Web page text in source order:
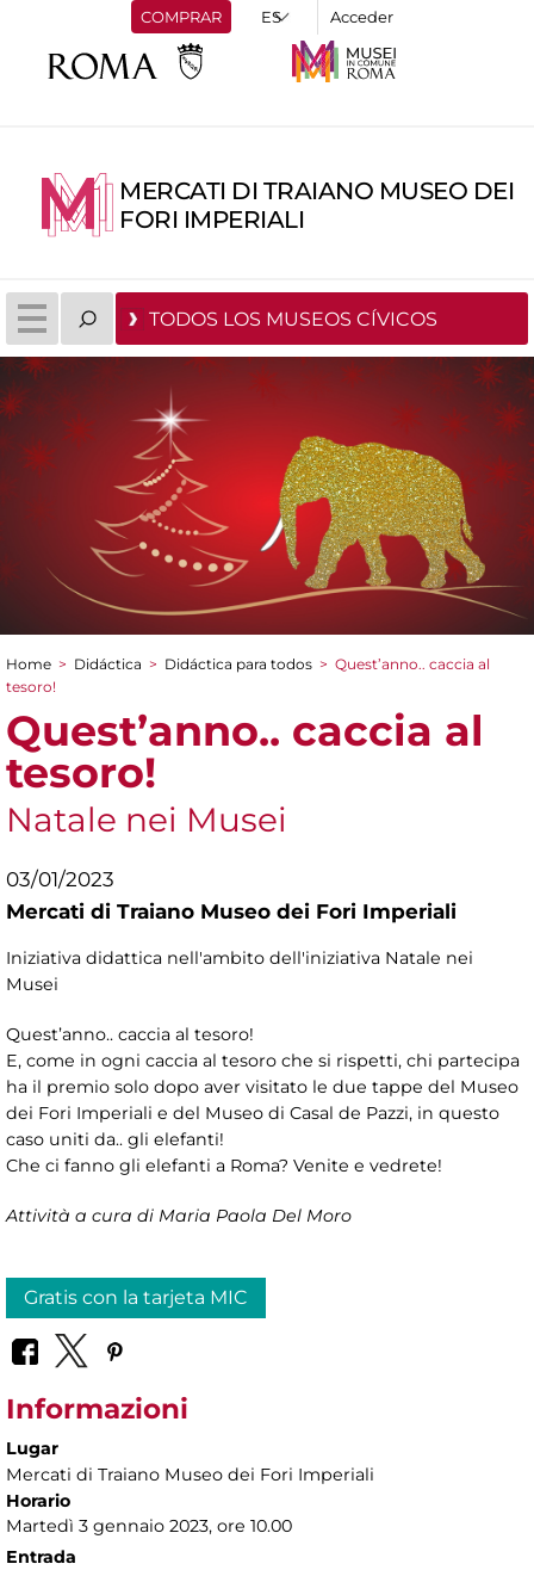
COMPRAR Acceder
MERCATI DI TRAIANO MUSEO DEI
FORI IMPERIALI
TODOS LOS MUSEOS CÍVICOS
You are here
Home > Didáctica > Didáctica para todos > Quest’anno.. caccia al
tesoro!
Quest’anno.. caccia al
tesoro!
Natale nei Musei
03/01/2023
Mercati di Traiano Museo dei Fori Imperiali
Iniziativa didattica nell'ambito dell'iniziativa Natale nei
Musei
Quest’anno.. caccia al tesoro!
E, come in ogni caccia al tesoro che si rispetti, chi partecipa
ha il premio solo dopo aver visitato le due tappe del Museo
dei Fori Imperiali e del Museo di Casal de Pazzi, in questo
caso uniti da.. gli elefanti!
Che ci fanno gli elefanti a Roma? Venite e vedrete!
Attività a cura di Maria Paola Del Moro
Gratis con la tarjeta MIC
Informazioni
Lugar
Mercati di Traiano Museo dei Fori Imperiali
Horario
Martedì 3 gennaio 2023, ore 10.00
Entrada